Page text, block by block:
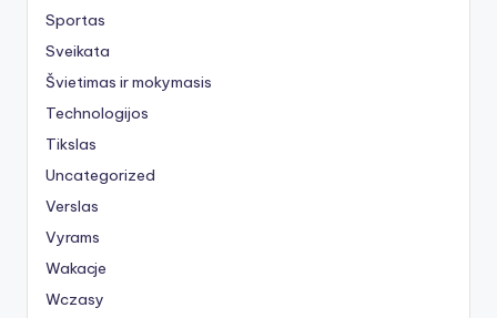
Sportas
Sveikata
Švietimas ir mokymasis
Technologijos
Tikslas
Uncategorized
Verslas
Vyrams
Wakacje
Wczasy